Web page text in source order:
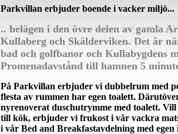
Parkvillan erbjuder boende i vacker miljö...
.. belägen i den övre delen av gamla
Kullaberg och Skälderviken. Det är
bad och golfbanor och Kullabygdens
Promenadavstånd till hamnen 5
På Parkvillan erbjuder vi dubbelrum med
flesta av rummen har egen toalett.
nyrenoverat duschutrymme med toalett.
till kök, erbjuder vi frukost i vår vackra
i vår Bed and Breakfastavdelning med egen